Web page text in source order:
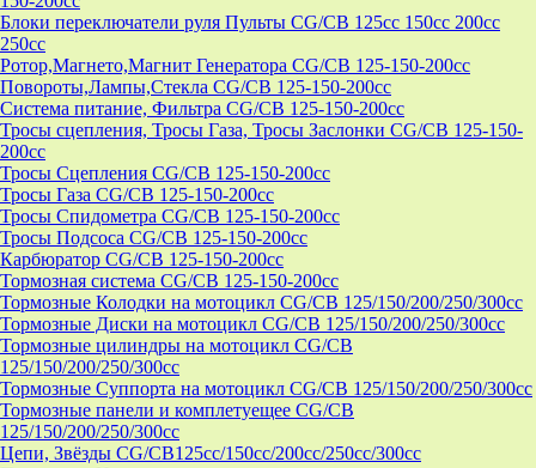
Блоки переключатели руля Пульты CG/CB 125cc 150cc 200cc
250cc
Ротор,Магнето,Магнит Генератора CG/CB 125-150-200cc
Повороты,Лампы,Стекла CG/CB 125-150-200cc
Система питание, Фильтра CG/CB 125-150-200cc
Тросы сцепления, Тросы Газа, Тросы Заслонки CG/CB 125-150-
200cc
Тросы Сцепления CG/CB 125-150-200cc
Тросы Газа CG/CB 125-150-200cc
Тросы Спидометра CG/CB 125-150-200cc
Тросы Подсоса CG/CB 125-150-200cc
Карбюратор CG/CB 125-150-200cc
Тормозная система CG/CB 125-150-200cc
Тормозные Колодки на мотоцикл CG/CB 125/150/200/250/300cc
Тормозные Диски на мотоцикл CG/CB 125/150/200/250/300cc
Тормозные цилиндры на мотоцикл CG/CB
125/150/200/250/300cc
Тормозные Суппорта на мотоцикл CG/CB 125/150/200/250/300cc
Тормозные панели и комплетуещее CG/CB
125/150/200/250/300cc
Цепи, Звёзды CG/CB125cc/150cc/200cc/250cc/300cc